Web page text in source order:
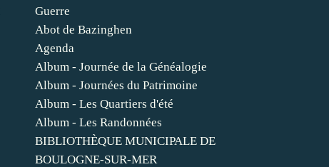
Guerre
Abot de Bazinghen
Agenda
Album - Journée de la Généalogie
Album - Journées du Patrimoine
Album - Les Quartiers d'été
Album - Les Randonnées
BIBLIOTHÈQUE MUNICIPALE DE
BOULOGNE-SUR-MER